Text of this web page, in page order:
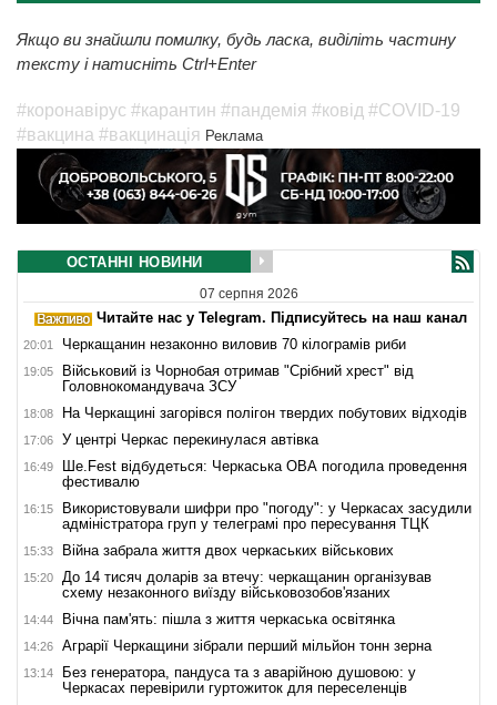
Якщо ви знайшли помилку, будь ласка, виділіть частину
тексту і натисніть Ctrl+Enter
#коронавірус #карантин #пандемія #ковід #COVID-19
#вакцина #вакцинація Реклама
ОСТАННІ НОВИНИ
07 серпня 2026
Читайте нас у Telegram. Підписуйтесь на наш канал
20:01 Черкащанин незаконно виловив 70 кілограмів риби
19:05
Військовий із Чорнобая отримав "Срібний хрест" від
Головнокомандувача ЗСУ
18:08 На Черкащині загорівся полігон твердих побутових відходів
17:06 У центрі Черкас перекинулася автівка
16:49
Ше.Fest відбудеться: Черкаська ОВА погодила проведення
фестивалю
16:15
Використовували шифри про "погоду": у Черкасах засудили
адміністратора груп у телеграмі про пересування ТЦК
15:33 Війна забрала життя двох черкаських військових
15:20
До 14 тисяч доларів за втечу: черкащанин організував
схему незаконного виїзду військовозобов'язаних
14:44 Вічна пам'ять: пішла з життя черкаська освітянка
14:26 Аграрії Черкащини зібрали перший мільйон тонн зерна
13:14
Без генератора, пандуса та з аварійною душовою: у
Черкасах перевірили гуртожиток для переселенців